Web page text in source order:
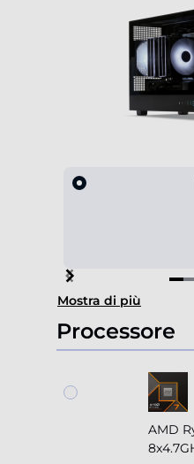
Item
1
of
4
Mostra di più
Processore
AMD